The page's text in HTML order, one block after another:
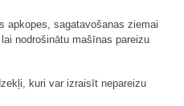
apkopes, sagatavošanas ziemai
nodrošinātu mašīnas pareizu
kuri var izraisīt nepareizu